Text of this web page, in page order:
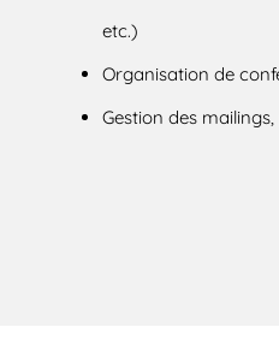
etc.)
Organisation de
Gestion des